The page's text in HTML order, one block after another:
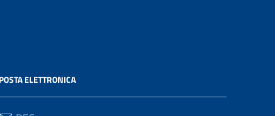
POSTA ELETTRONICA